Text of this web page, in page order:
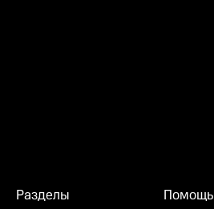
Разделы Помощь